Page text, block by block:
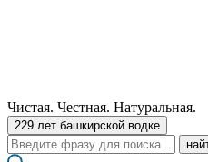
Чистая. Честная. Натуральная.
229 лет башкирской водке
Поиск: